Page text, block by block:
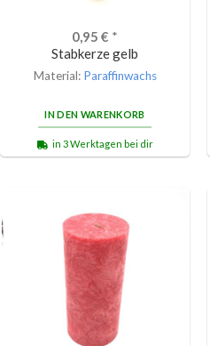
0,95 € *
Stabkerze gelb
Material: Paraffinwachs
IN DEN WARENKORB
in 3 Werktagen bei dir